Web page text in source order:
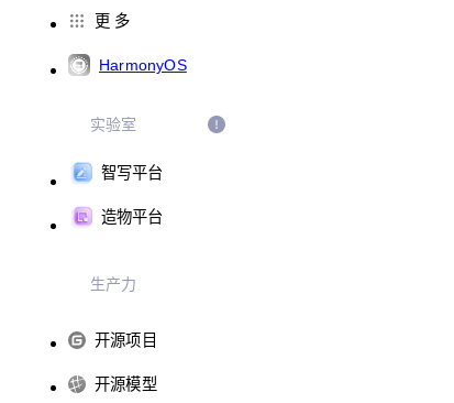
更 多
HarmonyOS
实验室
智写平台
造物平台
生产力
开源项目
开源模型